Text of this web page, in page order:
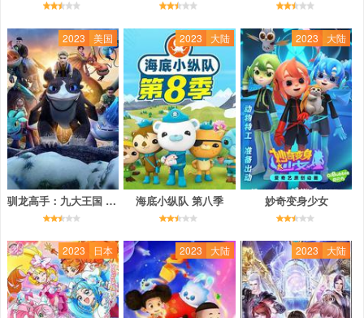
2023 美国
驯龙高手：九大王国 第六季
2023 大陆
海底小纵队 第八季
2023 大陆
妙奇变身少女
2023 日本 2023 大陆 2023 大陆